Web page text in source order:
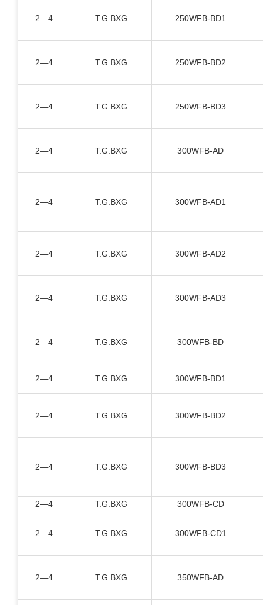
2—4 T.G.BXG 250WFB-BD1
2—4 T.G.BXG 250WFB-BD2
2—4 T.G.BXG 250WFB-BD3
2—4 T.G.BXG 300WFB-AD
2—4 T.G.BXG 300WFB-AD1
2—4 T.G.BXG 300WFB-AD2
2—4 T.G.BXG 300WFB-AD3
2—4 T.G.BXG 300WFB-BD
2—4 T.G.BXG 300WFB-BD1
2—4 T.G.BXG 300WFB-BD2
2—4 T.G.BXG 300WFB-BD3
2—4 T.G.BXG 300WFB-CD
2—4 T.G.BXG 300WFB-CD1
2—4 T.G.BXG 350WFB-AD